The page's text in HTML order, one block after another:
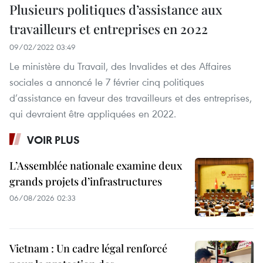
Plusieurs politiques d’assistance aux
travailleurs et entreprises en 2022
09/02/2022 03:49
Le ministère du Travail, des Invalides et des Affaires
sociales a annoncé le 7 février cinq politiques
d’assistance en faveur des travailleurs et des entreprises,
qui devraient être appliquées en 2022.
VOIR PLUS
L’Assemblée nationale examine deux
grands projets d’infrastructures
06/08/2026 02:33
Vietnam : Un cadre légal renforcé